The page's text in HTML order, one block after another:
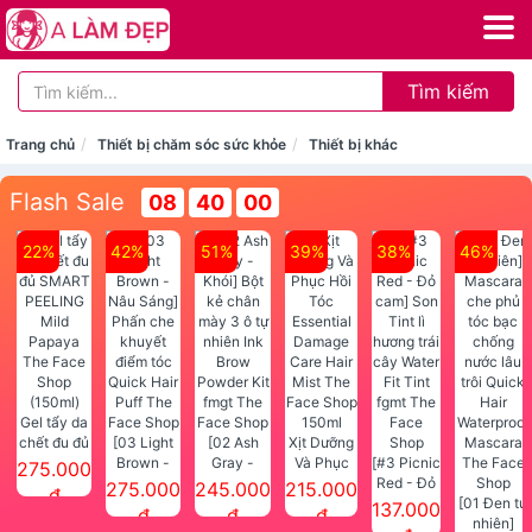
Tìm kiếm
Trang chủ Thiết bị chăm sóc sức khỏe Thiết bị khác
Flash Sale 08 39 59
22%
Gel tẩy da
chết đu đủ
SMART
PEELING
275.000
đ
42%
[03 Light
Brown -
Nâu Sáng]
Phấn che
275.000
đ
51%
[02 Ash
Gray -
Khói] Bột
kẻ chân
245.000
đ
39%
Xịt Dưỡng
Và Phục
Hồi Tóc
Essential
215.000
đ
38%
[#3 Picnic
Red - Đỏ
cam] Son
137.000
46%
[01 Đen tự
nhiên]